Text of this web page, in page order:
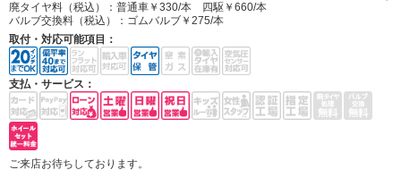
廃タイヤ料（税込）： 普通車￥330/本 四駆￥660/本
バルブ交換料（税込）： ゴムバルブ￥275/本
取付・対応可能項目：
支払・サービス：
ご来店お待ちしております。